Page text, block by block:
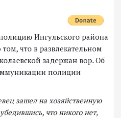
Ингульского района
что в развлекательном
задержан вор. Об
полиции
зашел на хозяйственную
что никого нет,